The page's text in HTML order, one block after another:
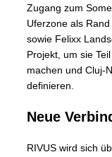
Zugang zum
Uferzone als
sowie Felixx
Projekt, um sie
machen und Cluj-
definieren.
Neue
RIVUS wird sich